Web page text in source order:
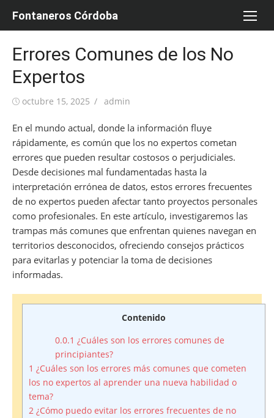
Fontaneros Córdoba
Errores Comunes de los No
Expertos
Publicada
octubre 15, 2025 Autor
admin
En el mundo actual, donde la información fluye
rápidamente, es común que los no expertos cometan
errores que pueden resultar costosos o perjudiciales.
Desde decisiones mal fundamentadas hasta la
interpretación errónea de datos, estos errores frecuentes
de no expertos pueden afectar tanto proyectos personales
como profesionales. En este artículo, investigaremos las
trampas más comunes que enfrentan quienes navegan en
territorios desconocidos, ofreciendo consejos prácticos
para evitarlas y potenciar la toma de decisiones
informadas.
Contenido
0.0.1 ¿Cuáles son los errores comunes de
principiantes?
1 ¿Cuáles son los errores más comunes que cometen
los no expertos al aprender una nueva habilidad o
tema?
2 ¿Cómo puedo evitar los errores frecuentes de no